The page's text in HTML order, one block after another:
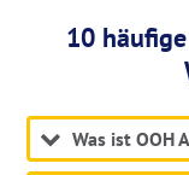
10
Was ist OOH